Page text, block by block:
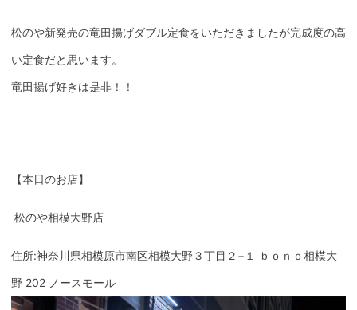
松のや新発売の竜田揚げダブル定食をいただきましたが完成度の高
い定食だと思います。
竜田揚げ好きは是非！！
【本日のお店】
松のや相模大野店
住所:神奈川県相模原市南区相模大野３丁目２−１ ｂｏｎｏ相模大
野 202 ノースモール